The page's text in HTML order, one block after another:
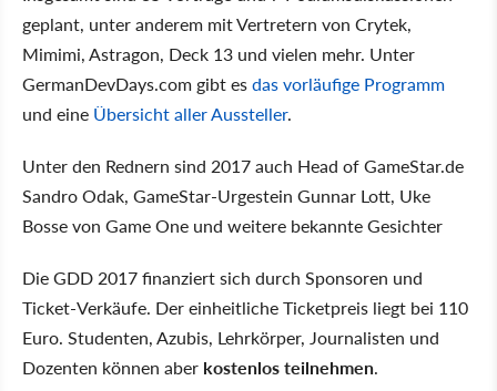
geplant, unter anderem mit Vertretern von Crytek,
Mimimi, Astragon, Deck 13 und vielen mehr. Unter
GermanDevDays.com gibt esdas vorläufige Programm
und eine Übersicht aller Aussteller.
Unter den Rednern sind 2017 auch Head of GameStar.de
Sandro Odak, GameStar-Urgestein Gunnar Lott, Uke
Bosse von Game One und weitere bekannte Gesichter
Die GDD 2017 finanziert sich durch Sponsoren und
Ticket-Verkäufe. Der einheitliche Ticketpreis liegt bei 110
Euro. Studenten, Azubis, Lehrkörper, Journalisten und
Dozenten können aber kostenlos teilnehmen.